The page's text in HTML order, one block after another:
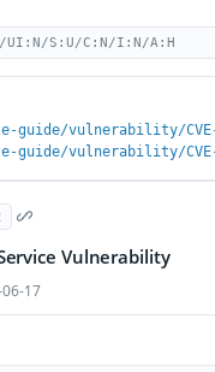
UI:N/S:U/C:N/I:N/A:H
guide/vulnerability/CVE-
guide/vulnerability/CVE-
Vulnerability
17